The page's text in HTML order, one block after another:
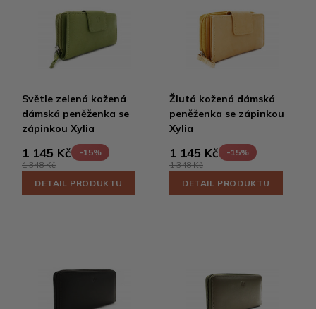
Světle zelená kožená
dámská peněženka se
zápinkou Xylia
1 145 Kč
-15%
1 348 Kč
DETAIL PRODUKTU
Žlutá kožená dámská
peněženka se zápinkou
Xylia
1 145 Kč
-15%
1 348 Kč
DETAIL PRODUKTU